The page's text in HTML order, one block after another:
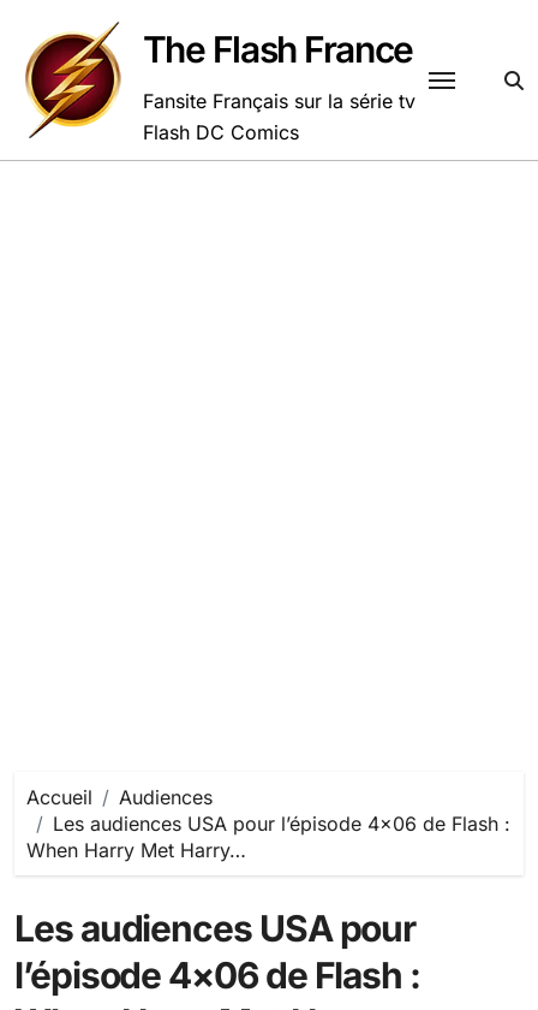
contenu
The Flash France
Fansite Français sur la série tv
Flash DC Comics
Accueil
Audiences
Les audiences USA pour l’épisode 4×06 de Flash :
When Harry Met Harry…
Les audiences USA pour
l’épisode 4×06 de Flash :